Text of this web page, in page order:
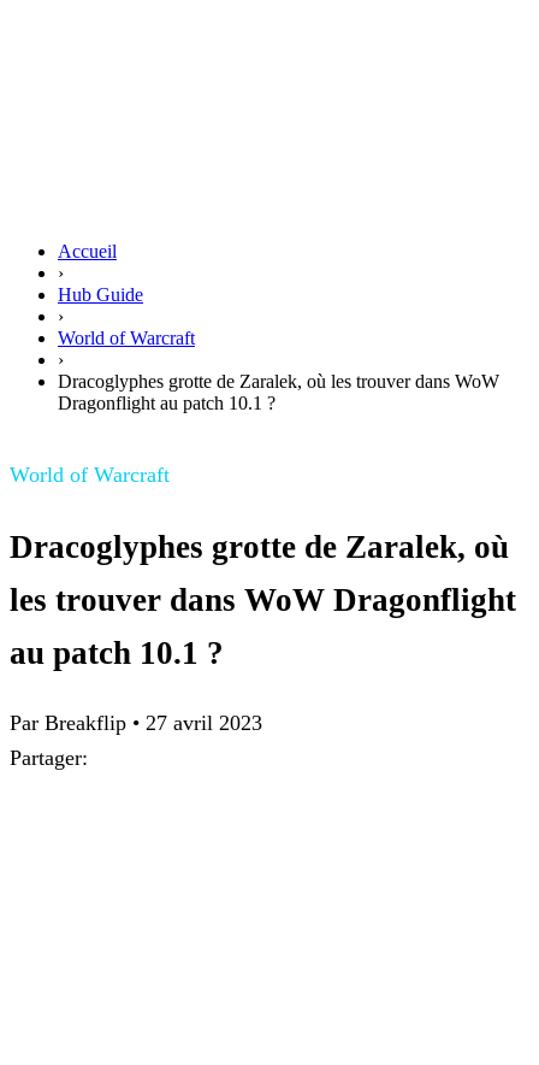
Accueil
›
Hub Guide
›
World of Warcraft
›
Dracoglyphes grotte de Zaralek, où les trouver dans WoW
Dragonflight au patch 10.1 ?
World of Warcraft
Dracoglyphes grotte de Zaralek, où
les trouver dans WoW Dragonflight
au patch 10.1 ?
Par Breakflip • 27 avril 2023
Partager: